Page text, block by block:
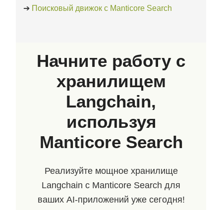
➔ Поисковый движок с Manticore Search
Начните работу с
хранилищем
Langchain,
используя
Manticore Search
Реализуйте мощное хранилище
Langchain с Manticore Search для
ваших AI‑приложений уже сегодня!